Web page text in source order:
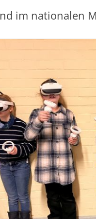
im nationalen